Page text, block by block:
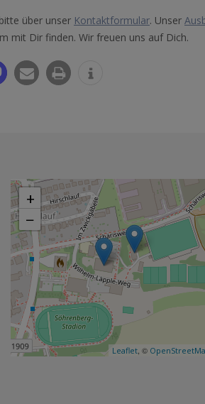
über unser Kontaktformular. Unser
mit Dir finden. Wir freuen uns auf Dich.
+
−
Leaflet, ©